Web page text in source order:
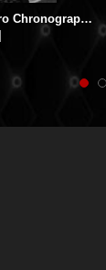
Harry Winston Ocean Tri-Retro Chronograph 18K White Gold Baguette Diamond Full Diamond Rubber Strap